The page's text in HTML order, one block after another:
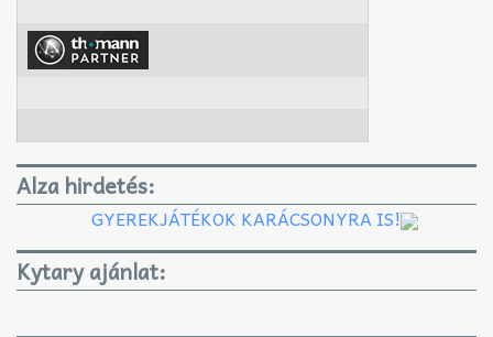
Alza hirdetés:
GYEREKJÁTÉKOK KARÁCSONYRA IS!
Kytary ajánlat: